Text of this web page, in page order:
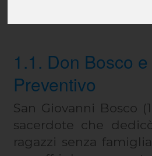
1.1. Don Bosco
Preventivo
San Giovanni Bosco
sacerdote che
ragazzi senza